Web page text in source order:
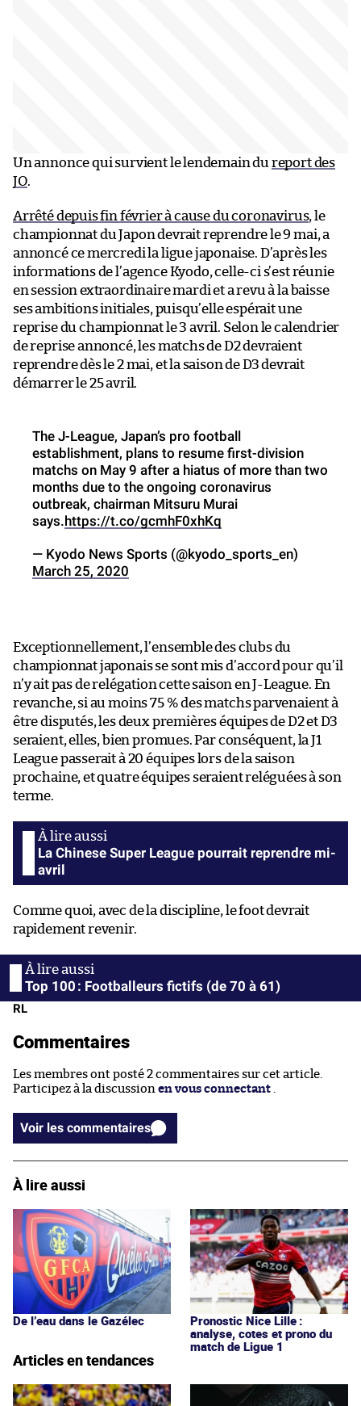
Un annonce qui survient le lendemain du report des
JO.
Arrêté depuis fin février à cause du coronavirus, le
championnat du Japon devrait reprendre le 9 mai, a
annoncé ce mercredi la ligue japonaise. D’après les
informations de l’agence Kyodo, celle-ci s’est réunie
en session extraordinaire mardi et a revu à la baisse
ses ambitions initiales, puisqu’elle espérait une
reprise du championnat le 3 avril. Selon le calendrier
de reprise annoncé, les matchs de D2 devraient
reprendre dès le 2 mai, et la saison de D3 devrait
démarrer le 25 avril.
The J-League, Japan’s pro football
establishment, plans to resume first-division
matchs on May 9 after a hiatus of more than two
months due to the ongoing coronavirus
outbreak, chairman Mitsuru Murai
says.https://t.co/gcmhF0xhKq
— Kyodo News Sports (@kyodo_sports_en)
March 25, 2020
Exceptionnellement, l’ensemble des clubs du
championnat japonais se sont mis d’accord pour qu’il
n’y ait pas de relégation cette saison en J-League. En
revanche, si au moins 75 % des matchs parvenaient à
être disputés, les deux premières équipes de D2 et D3
seraient, elles, bien promues. Par conséquent, la J1
League passerait à 20 équipes lors de la saison
prochaine, et quatre équipes seraient reléguées à son
terme.
La Chinese Super League pourrait reprendre mi-
avril
Comme quoi, avec de la discipline, le foot devrait
rapidement revenir.
Top 100 : Footballeurs fictifs (de 70 à 61)
RL
Commentaires
Les membres ont posté 2 commentaires sur cet article.
Participez à la discussion en vous connectant
Voir les commentaires
À lire aussi
De l’eau dans le Gazélec
Pronostic Nice Lille :
analyse, cotes et prono du
match de Ligue 1
Articles en tendances